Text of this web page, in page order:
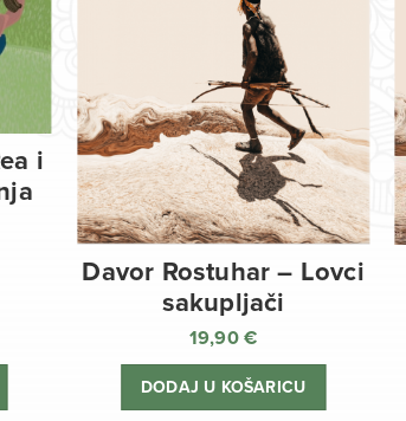
i
Davor Rostuhar – Lovci
sakupljači
19,90€
DODAJ U KOŠARICU